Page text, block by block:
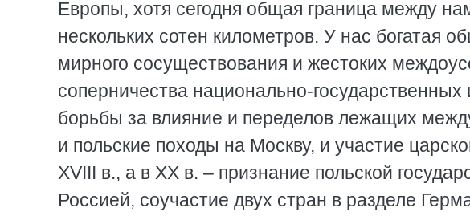
Европы, хотя сегодня общая граница между
нескольких сотен километров. У нас богатая
мирного сосуществования и жестоких
соперничества национально-государственных
борьбы за влияние и переделов лежащих
и польские походы на Москву, и участие
XVIII в., а в XX в. – признание польской
Россией, соучастие двух стран в разделе